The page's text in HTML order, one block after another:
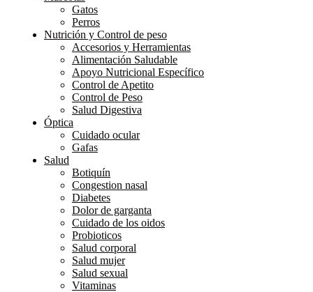
Gatos
Perros
Nutrición y Control de peso
Accesorios y Herramientas
Alimentación Saludable
Apoyo Nutricional Específico
Control de Apetito
Control de Peso
Salud Digestiva
Óptica
Cuidado ocular
Gafas
Salud
Botiquín
Congestion nasal
Diabetes
Dolor de garganta
Cuidado de los oidos
Probioticos
Salud corporal
Salud mujer
Salud sexual
Vitaminas